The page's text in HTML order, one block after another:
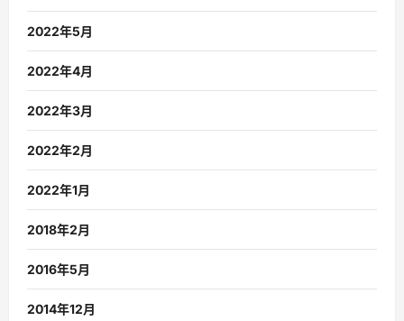
2022年5月
2022年4月
2022年3月
2022年2月
2022年1月
2018年2月
2016年5月
2014年12月